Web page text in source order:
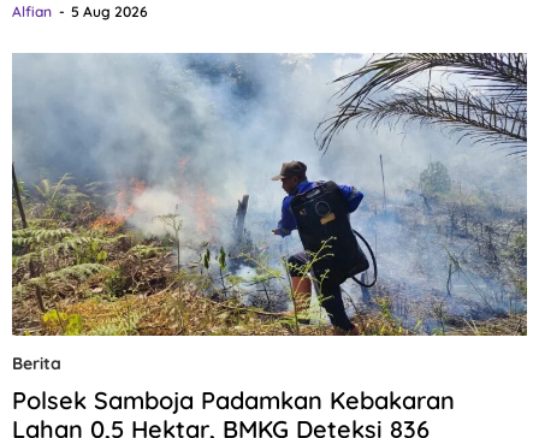
Alfian 5 Aug 2026
Berita
Polsek Samboja Padamkan Kebakaran
Lahan 0,5 Hektar, BMKG Deteksi 836